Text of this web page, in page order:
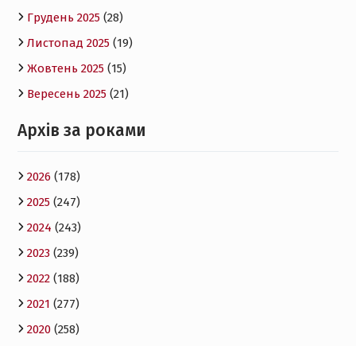
Грудень 2025(28)
Листопад 2025(19)
Жовтень 2025(15)
Вересень 2025(21)
Архів за роками
2026(178)
2025(247)
2024 (243)
2023(239)
2022(188)
2021 (277)
2020(258)